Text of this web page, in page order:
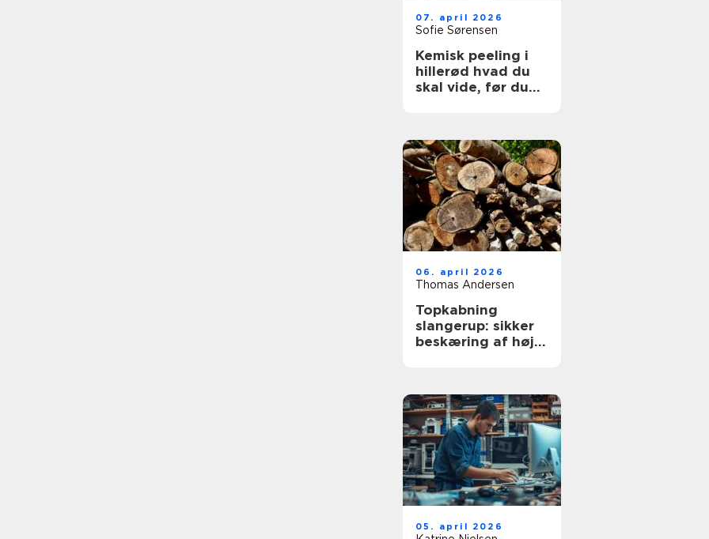
07. april 2026
Sofie Sørensen
Kemisk peeling i
hillerød hvad du
skal vide, før du
06. april 2026
Thomas Andersen
Topkabning
slangerup: sikker
beskæring af høje
05. april 2026